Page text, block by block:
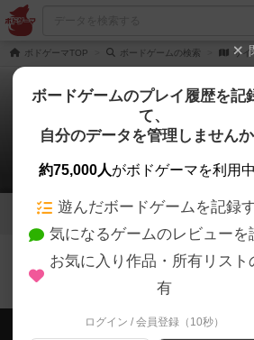
ボドゲーマTOP ボードゲームの検索 サイ
サイドリアル・コンフ
0件の戦略やコツ
35 1
サイドリアル・コンフルーエン
会員の新しい
ボードゲームのプレイ履歴を記
て、
自分のデータを管理しませんか
約75,000人がボドゲーマを利用中
遊んだボードゲームを記録
気になるゲームのレビューを
お気に入り作品・所有リスト
有
ログイン / 会員登録（10秒）